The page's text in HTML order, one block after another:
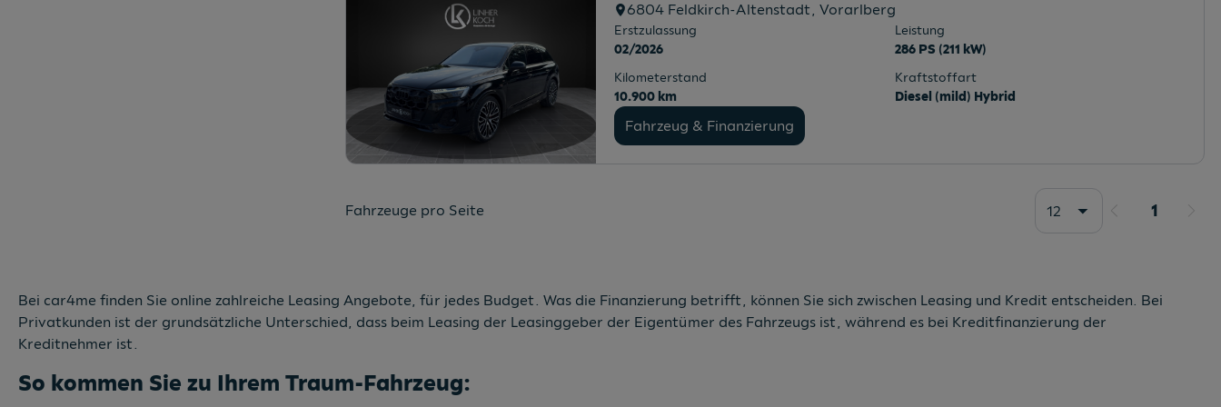
6804 Feldkirch-Altenstadt, Vorarlberg
Erstzulassung
02/2026
Leistung
286 PS (211 kW)
Kilometerstand
10.900 km
Kraftstoffart
Diesel (mild) Hybrid
Fahrzeug & Finanzierung
Fahrzeuge pro Seite 12 1
Bei car4me finden Sie online zahlreiche Leasing Angebote, für jedes Budget. Was die Finanzierung betrifft, können Sie sich zwischen Leasing und Kredit entscheiden. Bei
Privatkunden ist der grundsätzliche Unterschied, dass beim Leasing der Leasinggeber der Eigentümer des Fahrzeugs ist, während es bei Kreditfinanzierung der
Kreditnehmer ist.
So kommen Sie zu Ihrem Traum-Fahrzeug: